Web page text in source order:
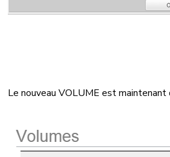
Le nouveau VOLUME est maintenant